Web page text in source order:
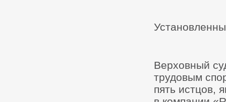
Верховный
трудовым
пять истцов,